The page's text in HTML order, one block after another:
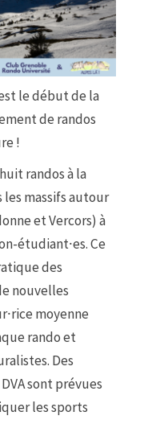
le début de la
de randos
!
randos à la
massifs autour
et Vercors) à
étudiant⸱es. Ce
des
nouvelles
moyenne
rando et
Des
sont prévues
les sports